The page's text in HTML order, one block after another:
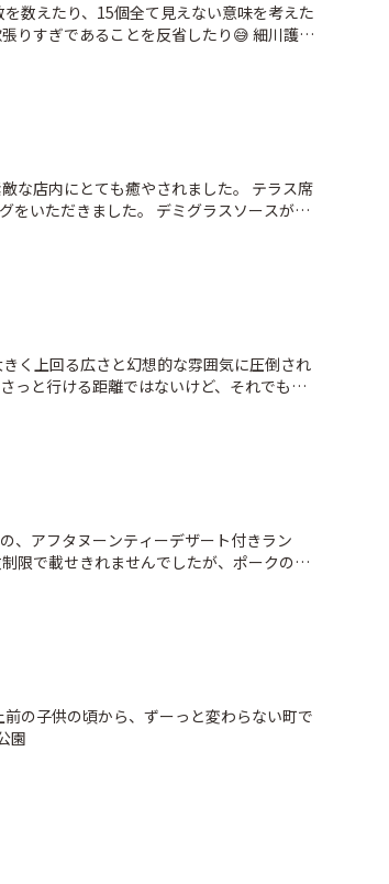
数えたり、15個全て見えない意味を考えた
りすぎであることを反省したり😅 細川護熙
り。 前回来たときと感じ方が変わったか
段とは違って、ちょこっと背筋を伸ばした
な店内にとても癒やされました。 テラス席
をいただきました。 デミグラスソースが染
ぱいに。 ワッフルやケーキも美味しそう
スで1時間近くかかりますが、来てよかった
く上回る広さと幻想的な雰囲気に圧倒され
っと行ける距離ではないけど、それでも世
ような世界観が同じ関東圏内にあること
り出した山を眺めながら頂いた、チーズ
た😋 栃木県は日光や那須の
ても楽しかったです😆
、アフタヌーンティーデザート付きラン
限で載せきれませんでしたが、ポークのメ
ティーよりも食べやすく、何よりもとても
ちゃのスイーツと聞いていったら、ハロウ
の子供の頃から、ずーっと変わらない町で
中央公園